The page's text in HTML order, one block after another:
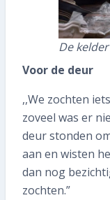
De
Voor de deur
,,We zochten
zoveel was er
deur stonden
aan en wisten
dan nog
zochten.”